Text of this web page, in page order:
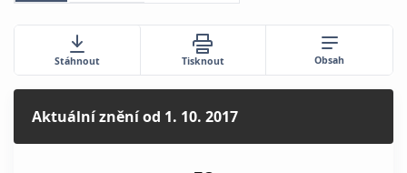
Stáhnout Tisknout Obsah
Aktuální zněníod 1. 10. 2017